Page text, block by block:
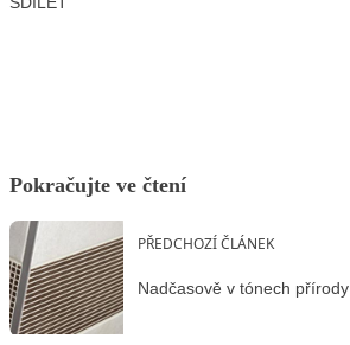
Pokračujte ve čtení
PŘEDCHOZÍ ČLÁNEK
Nadčasově v tónech přírody